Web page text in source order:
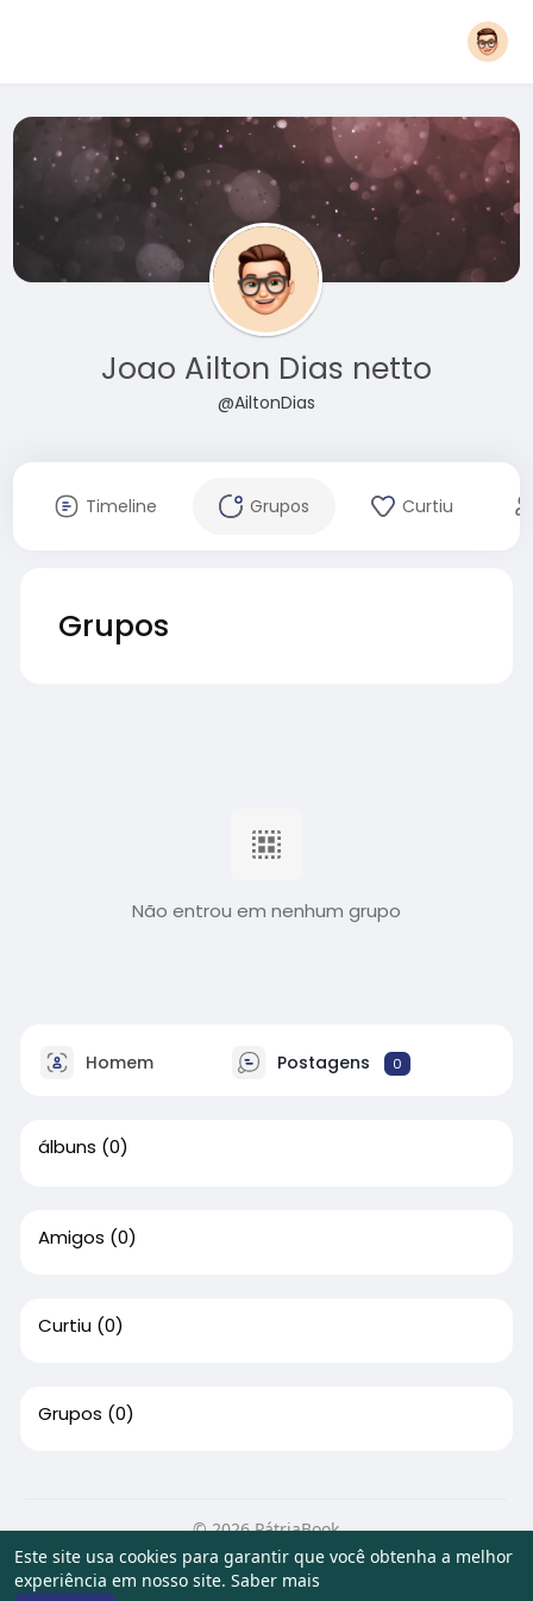
Este site usa cookies para garantir que você obtenha a melhor
experiência em nosso site. Saber mais
Joao Ailton Dias netto
@AiltonDias
Timeline Grupos Curtiu
Grupos
Não entrou em nenhum grupo
Homem Postagens 0
álbuns (0)
Amigos (0)
Curtiu (0)
Grupos (0)
© 2026 PátriaBook
Início
Sobre Contato Privacidade
Termos de Uso
Artigos